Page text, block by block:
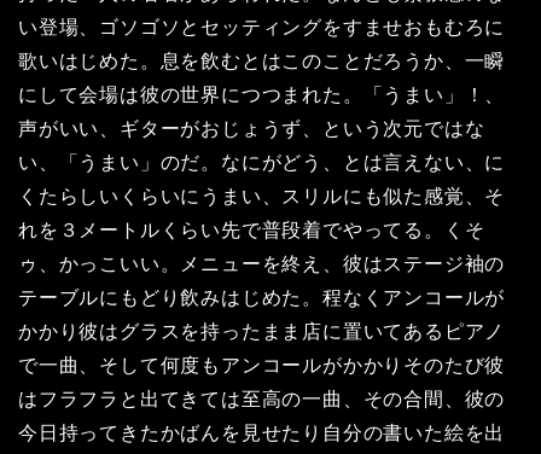
い登場、ゴソゴソとセッティングをすませおもむろに
歌いはじめた。息を飲むとはこのことだろうか、一瞬
にして会場は彼の世界につつまれた。「うまい」！、
声がいい、ギターがおじょうず、という次元ではな
い、「うまい」のだ。なにがどう、とは言えない、に
くたらしいくらいにうまい、スリルにも似た感覚、そ
れを３メートルくらい先で普段着でやってる。くそ
ゥ、かっこいい。メニューを終え、彼はステージ袖の
テーブルにもどり飲みはじめた。程なくアンコールが
かかり彼はグラスを持ったまま店に置いてあるピアノ
で一曲、そして何度もアンコールがかかりそのたび彼
はフラフラと出てきては至高の一曲、その合間、彼の
今日持ってきたかばんを見せたり自分の書いた絵を出